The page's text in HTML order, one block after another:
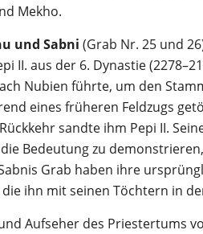
Mekho.
und Sabni (Grab Nr. 25 und
II. aus der 6. Dynastie
Nubien führte, um den
eines früheren Feldzugs
sandte ihm Pepi II.
Bedeutung zu
Grab haben ihre
ihn mit seinen Töchtern in
Aufseher des Priestertums